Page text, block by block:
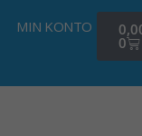
MIN KONTO
0